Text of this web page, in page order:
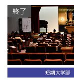
終了
短期大学部